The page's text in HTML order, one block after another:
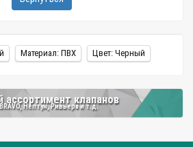
Материал: ПВХ Цвет: Черный
ассортимент клапанов
Нептун, Ривьера и т.д.